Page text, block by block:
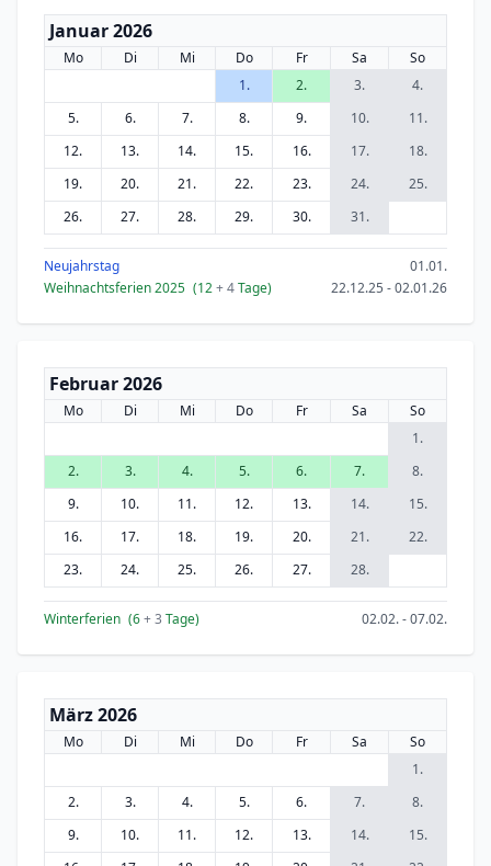
Januar 2026
Mo Di Mi Do Fr Sa
So
1.
2. 3.
4.
5.
6. 7. 8. 9. 10.
11.
12.
13. 14. 15. 16. 17.
18.
19.
20. 21. 22. 23. 24.
25.
26.
27. 28. 29. 30. 31.
Neujahrstag
01.01.
Weihnachtsferien 2025 (12+ 4Tage) 22.12.25 - 02.01.26
Februar 2026
Mo Di Mi Do Fr Sa
So
1.
2.
3. 4. 5. 6. 7.
8.
9.
10. 11. 12. 13. 14.
15.
16.
17. 18. 19. 20. 21.
22.
23.
24. 25. 26. 27. 28.
Winterferien (6+ 3 Tage) 02.02. - 07.02.
März 2026
Mo Di Mi Do Fr Sa
So
1.
2.
3. 4. 5. 6. 7.
8.
9.
10. 11. 12. 13. 14.
15.